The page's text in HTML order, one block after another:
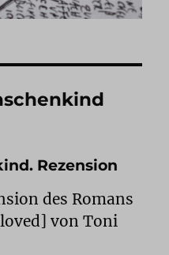
Rezension
des Romans
von Toni